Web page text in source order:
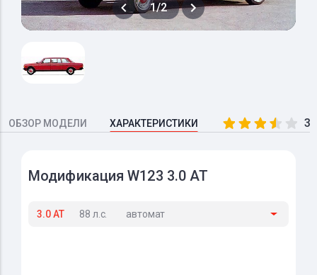
1/2
ОБЗОР МОДЕЛИ ХАРАКТЕРИСТИКИ
Модификация W123 3.0 AT
3.0 AT 88 л.с. автомат